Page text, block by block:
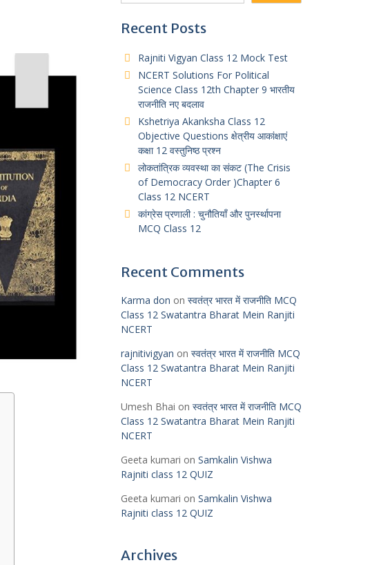
Recent Posts
Rajniti Vigyan Class 12 Mock Test
NCERT Solutions For Political
Science Class 12th Chapter 9 भारतीय
राजनीति नए बदलाव
Kshetriya Akanksha Class 12
Objective Questions क्षेत्रीय आकांक्षाएं
कक्षा 12 वस्तुनिष्ठ प्रश्न
लोकतांत्रिक व्यवस्था का संकट (The Crisis
of Democracy Order )Chapter 6
Class 12 NCERT
कांग्रेस प्रणाली : चुनौतियाँ और पुनर्स्थापना
MCQ Class 12
Recent Comments
Karma don on स्वतंत्र भारत में राजनीति MCQ
Class 12 Swatantra Bharat Mein Ranjiti
NCERT
rajnitivigyan on स्वतंत्र भारत में राजनीति MCQ
Class 12 Swatantra Bharat Mein Ranjiti
NCERT
Umesh Bhai on स्वतंत्र भारत में राजनीति MCQ
Class 12 Swatantra Bharat Mein Ranjiti
NCERT
Geeta kumari on Samkalin Vishwa
Rajniti class 12 QUIZ
Geeta kumari on Samkalin Vishwa
Rajniti class 12 QUIZ
Archives